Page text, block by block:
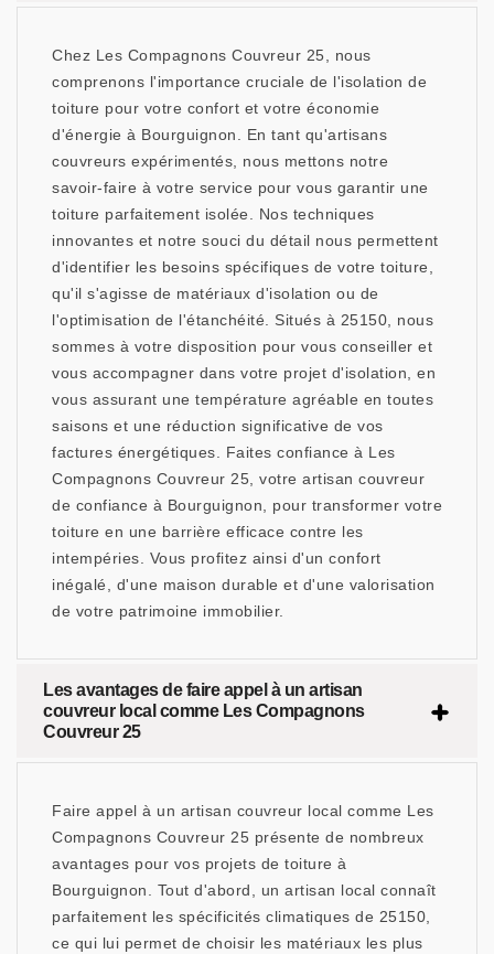
Chez Les Compagnons Couvreur 25, nous
comprenons l'importance cruciale de l'isolation de
toiture pour votre confort et votre économie
d'énergie à Bourguignon. En tant qu'artisans
couvreurs expérimentés, nous mettons notre
savoir-faire à votre service pour vous garantir une
toiture parfaitement isolée. Nos techniques
innovantes et notre souci du détail nous permettent
d'identifier les besoins spécifiques de votre toiture,
qu'il s'agisse de matériaux d'isolation ou de
l'optimisation de l'étanchéité. Situés à 25150, nous
sommes à votre disposition pour vous conseiller et
vous accompagner dans votre projet d'isolation, en
vous assurant une température agréable en toutes
saisons et une réduction significative de vos
factures énergétiques. Faites confiance à Les
Compagnons Couvreur 25, votre artisan couvreur
de confiance à Bourguignon, pour transformer votre
toiture en une barrière efficace contre les
intempéries. Vous profitez ainsi d'un confort
inégalé, d'une maison durable et d'une valorisation
de votre patrimoine immobilier.
Les avantages de faire appel à un artisan
couvreur local comme Les Compagnons
Couvreur 25
Faire appel à un artisan couvreur local comme Les
Compagnons Couvreur 25 présente de nombreux
avantages pour vos projets de toiture à
Bourguignon. Tout d'abord, un artisan local connaît
parfaitement les spécificités climatiques de 25150,
ce qui lui permet de choisir les matériaux les plus